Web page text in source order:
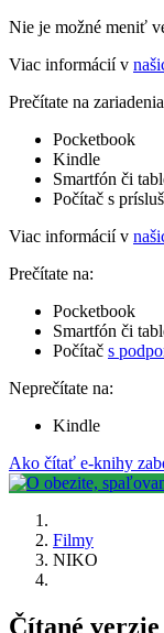
Nie je možné meniť
Viac informácií v
Prečítate na
Pocketbook
Kindle
Smartfón či
Počítač s
Viac informácií v
Prečítate na:
Pocketbook
Smartfón či
Počítač s
Neprečítate na:
Kindle
Ako čítať e-knihy
Filmy
NIKO
Čítané